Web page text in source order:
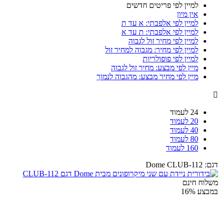
למיין לפי פריטים חדשים
אין מיון
למיין לפי אלפבתי: א עד ת
למיין לפי אלפבתי: ת עד א
למיין לפי מחיר זול לגבוה
למיין לפי מחיר: מגבוה למחיר זול
למיין לפי פופולריות
מיין לפי מבצע: מחיר זול לגבוה
מיין לפי מחיר מבצע: מהגבוה לנמוך

24 לעמוד
20 לעמוד
40 לעמוד
80 לעמוד
160 לעמוד
דגם: Dome CLUB-112
משלוח חינם
במבצע 16%